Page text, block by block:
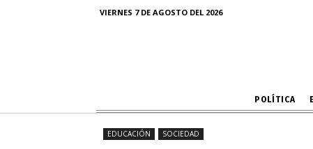
VIERNES 7 DE AGOSTO DEL 2026
POLÍTICA
Estudiantes
EDUCACIÓN SOCIEDAD